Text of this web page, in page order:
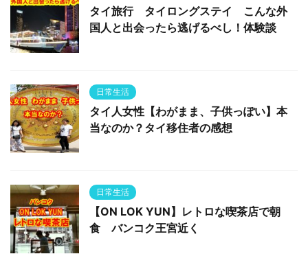
タイ旅行 タイロングステイ こんな外
国人と出会ったら逃げるべし！体験談
日常生活
タイ人女性【わがまま、子供っぽい】本
当なのか？タイ移住者の感想
日常生活
【ON LOK YUN】レトロな喫茶店で朝
食 バンコク王宮近く